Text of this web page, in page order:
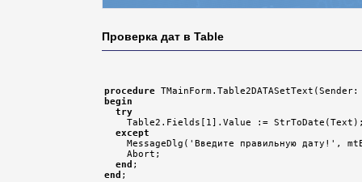
Проверка дат в Table
procedure
begin
try
Table2.Fields[1].Value :=
except
MessageDlg('Введите правильную дату!',
    Abort;
end
end